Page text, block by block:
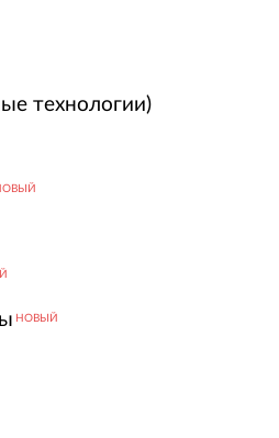
технологии)
НОВЫЙ